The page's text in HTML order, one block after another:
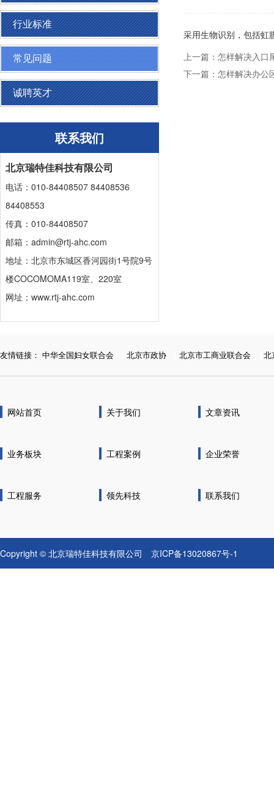
行业标准
常见问题
诚聘英才
联系我们
北京瑞特佳科技有限公司
电话：010-84408507 84408536
84408553
传真：010-84408507
邮箱：admin@rtj-ahc.com
地址：北京市东城区香河园街1号院9号
楼COCOMOMA119室、220室
网址：www.rtj-ahc.com
采用生物识别，包括虹
上一篇： 怎样解决入口
下一篇： 怎样解决办公
友情链接： 中华全国妇女联合会 北京市政协 北京市工商业联合会 北
网站首页 关于我们 文章资讯
业务板块 工程案例 企业荣誉
工程服务 领先科技 联系我们
Copyright © 北京瑞特佳科技有限公司 京ICP备13020867号-1